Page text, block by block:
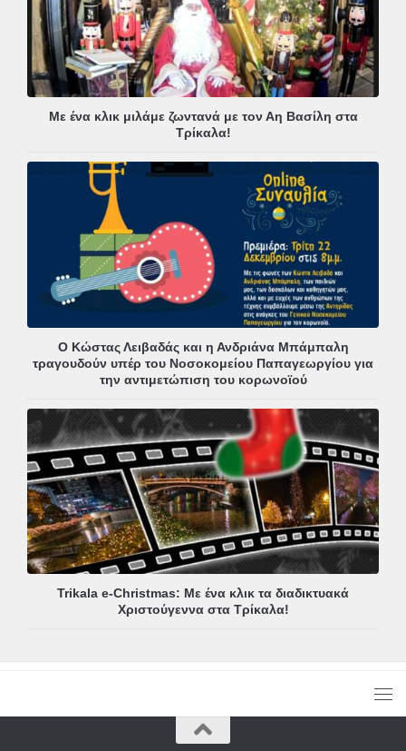
Με ένα κλικ μιλάμε ζωντανά με τον Αη Βασίλη στα
Τρίκαλα!
Ο Κώστας Λειβαδάς και η Ανδριάνα Μπάμπαλη
τραγουδούν υπέρ του Νοσοκομείου Παπαγεωργίου για
την αντιμετώπιση του κορωνοϊού
Trikala e-Christmas: Με ένα κλικ τα διαδικτυακά
Χριστούγεννα στα Τρίκαλα!